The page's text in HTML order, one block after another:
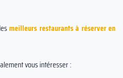
meilleurs restaurants à réserver en
vous intéresser :